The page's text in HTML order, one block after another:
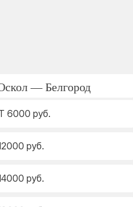
— Белгород
6000 руб.
руб.
руб.